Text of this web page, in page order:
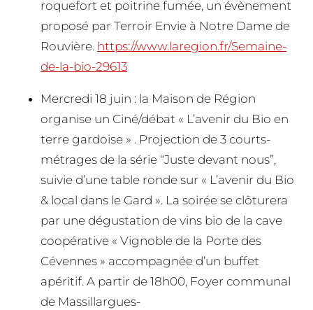
roquefort et poitrine fumée, un évènement
proposé par Terroir Envie à Notre Dame de
Rouvière. https://www.laregion.fr/Semaine-
de-la-bio-29613
Mercredi 18 juin : la Maison de Région
organise un Ciné/débat « L’avenir du Bio en
terre gardoise » . Projection de 3 courts-
métrages de la série “Juste devant nous”,
suivie d’une table ronde sur « L’avenir du Bio
& local dans le Gard ». La soirée se clôturera
par une dégustation de vins bio de la cave
coopérative « Vignoble de la Porte des
Cévennes » accompagnée d’un buffet
apéritif. A partir de 18h00, Foyer communal
de Massillargues-